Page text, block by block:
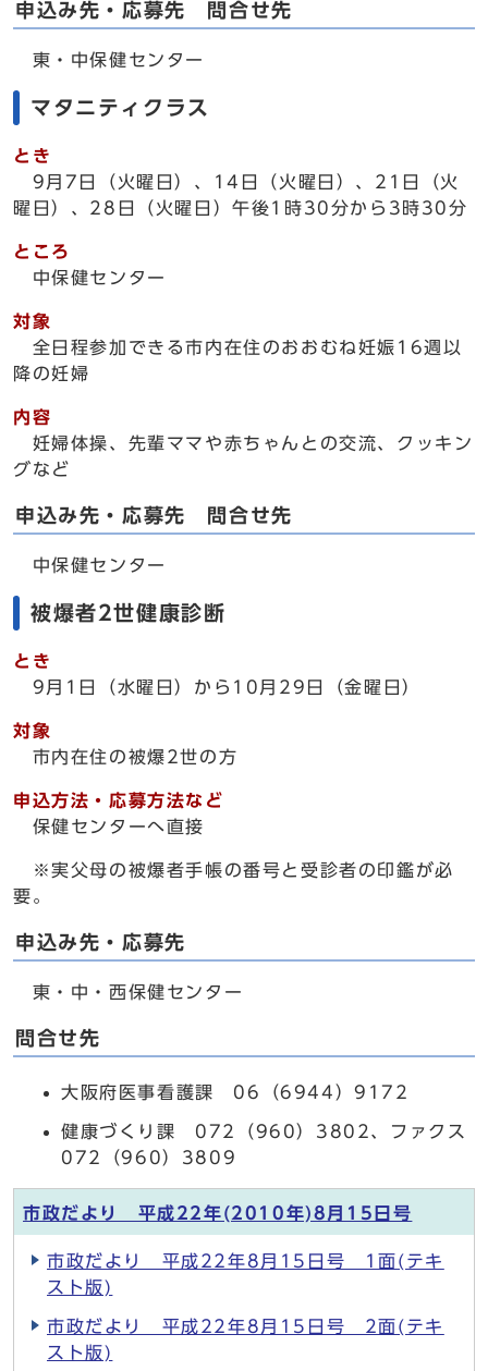
申込み先・応募先 問合せ先
東・中保健センター
マタニティクラス
とき
9月7日（火曜日）、14日（火曜日）、21日（火
曜日）、28日（火曜日）午後1時30分から3時30分
ところ
中保健センター
対象
全日程参加できる市内在住のおおむね妊娠16週以
降の妊婦
内容
妊婦体操、先輩ママや赤ちゃんとの交流、クッキン
グなど
申込み先・応募先 問合せ先
中保健センター
被爆者2世健康診断
とき
9月1日（水曜日）から10月29日（金曜日）
対象
市内在住の被爆2世の方
申込方法・応募方法など
保健センターへ直接
※実父母の被爆者手帳の番号と受診者の印鑑が必
要。
申込み先・応募先
東・中・西保健センター
問合せ先
大阪府医事看護課 06（6944）9172
健康づくり課 072（960）3802、ファクス
072（960）3809
市政だより 平成22年(2010年)8月15日号
市政だより 平成22年8月15日号 1面(テキ
スト版)
市政だより 平成22年8月15日号 2面(テキ
スト版)